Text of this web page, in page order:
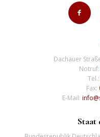
Dachauer
Notruf:
Tel.:
Fax:
E-Mail:
Staat